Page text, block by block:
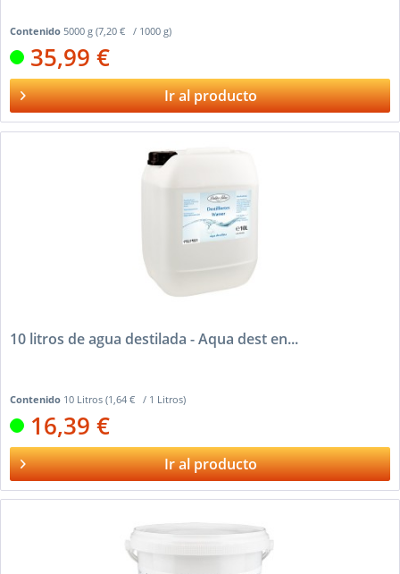
Contenido5000 g(7,20 € / 1000 g)
35,99 €
Ir al producto
10 litros de agua destilada - Aqua dest en...
Contenido 10 Litros(1,64 € / 1 Litros)
16,39 €
Ir al producto